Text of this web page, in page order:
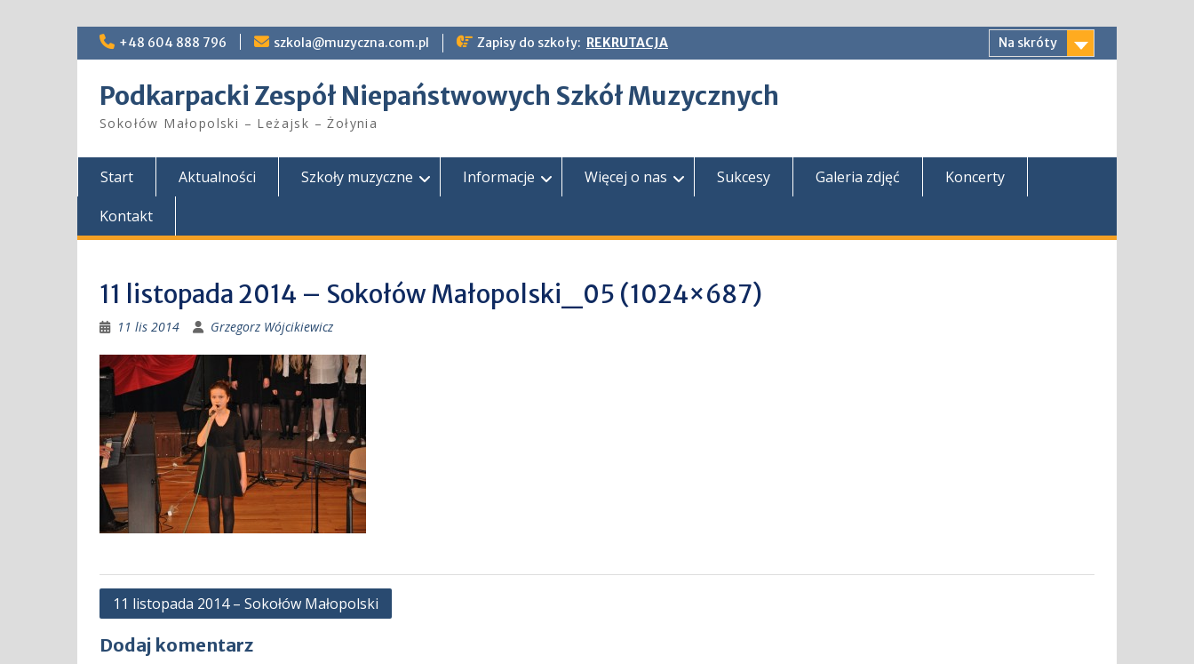
Skip
+48 604 888 796 szkola@muzyczna.com.pl Zapisy do szkoły: REKRUTACJA Na skróty
Podkarpacki Zespół Niepaństwowych Szkół Muzycznych
Sokołów Małopolski – Leżajsk – Żołynia
Start Aktualności Szkoły muzyczne Informacje Więcej o nas Sukcesy Galeria zdjęć
Koncerty
Kontakt
11 listopada 2014 – Sokołów Małopolski_05 (1024×687)
11 lis 2014 Grzegorz Wójcikiewicz
Nawigacja
11 listopada 2014 – Sokołów Małopolski
Dodaj komentarz